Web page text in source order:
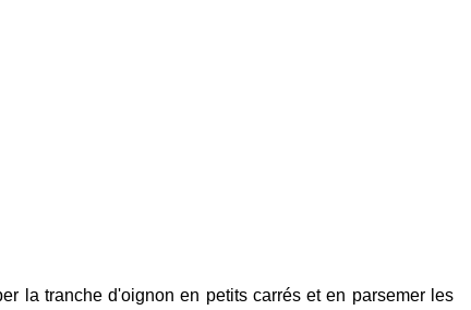
la tranche d'oignon en petits carrés et en parsemer les